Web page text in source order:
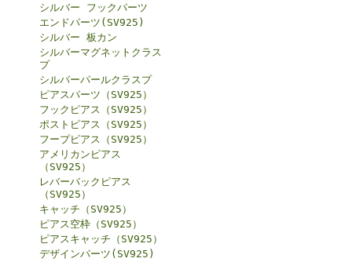
シルバー フックパーツ
エンドパーツ(SV925)
シルバー 板カン
シルバーマグネットクラス
プ
シルバーパールクラスプ
ピアスパーツ（SV925）
フックピアス（SV925）
ポストピアス（SV925）
フープピアス（SV925）
アメリカンピアス
（SV925）
レバーバックピアス
（SV925）
キャッチ（SV925）
ピアス空枠（SV925）
ピアスキャッチ（SV925）
デザインパーツ(SV925)